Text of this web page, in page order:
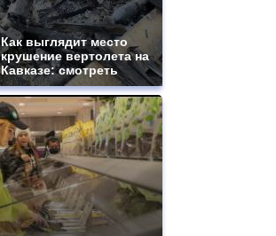
Как выглядит место
крушение вертолета на
Кавказе: смотреть